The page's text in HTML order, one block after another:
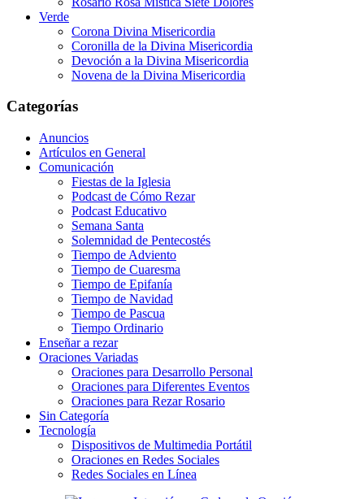
Verde
Corona Divina Misericordia
Coronilla de la Divina Misericordia
Devoción a la Divina Misericordia
Novena de la Divina Misericordia
Categorías
Anuncios
Artículos en General
Comunicación
Fiestas de la Iglesia
Podcast de Cómo Rezar
Podcast Educativo
Semana Santa
Solemnidad de Pentecostés
Tiempo de Adviento
Tiempo de Cuaresma
Tiempo de Epifanía
Tiempo de Navidad
Tiempo de Pascua
Tiempo Ordinario
Enseñar a rezar
Oraciones Variadas
Oraciones para Desarrollo Personal
Oraciones para Diferentes Eventos
Oraciones para Rezar Rosario
Sin Categoría
Tecnología
Dispositivos de Multimedia Portátil
Oraciones en Redes Sociales
Redes Sociales en Línea